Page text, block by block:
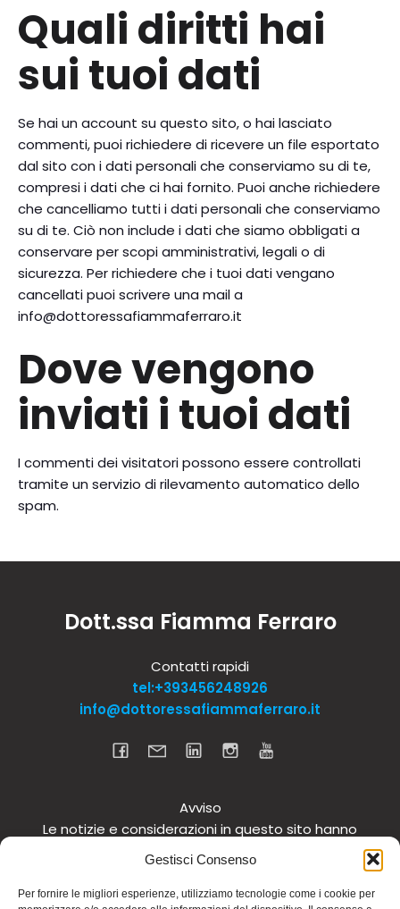
Gestisci Consenso
Per fornire le migliori esperienze, utilizziamo tecnologie come i cookie per
Quali diritti hai
sui tuoi dati
Se hai un account su questo sito, o hai lasciato
commenti, puoi richiedere di ricevere un file esportato
dal sito con i dati personali che conserviamo su di te,
compresi i dati che ci hai fornito. Puoi anche richiedere
che cancelliamo tutti i dati personali che conserviamo
su di te. Ciò non include i dati che siamo obbligati a
conservare per scopi amministrativi, legali o di
sicurezza. Per richiedere che i tuoi dati vengano
cancellati puoi scrivere una mail a
info@dottoressafiammaferraro.it
Dove vengono
inviati i tuoi dati
I commenti dei visitatori possono essere controllati
tramite un servizio di rilevamento automatico dello
spam.
Dott.ssa Fiamma Ferraro
Contatti rapidi
tel:+393456248926
info@dottoressafiammaferraro.it
Avviso
Le notizie e considerazioni in questo sito hanno
carattere informativo generale e non intendono in
alcun modo dare consigli medici. Si raccomanda di
non intraprendere o interrompere alcuna terapia o